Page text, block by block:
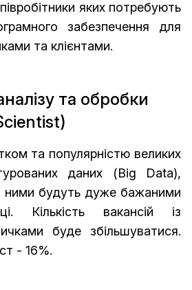
яких потребують
забезпечення для
та клієнтами.
та обробки
та популярністю великих
даних (Big Data),
ними будуть дуже бажаними
Кількість вакансій із
буде збільшуватися.
- 16%.